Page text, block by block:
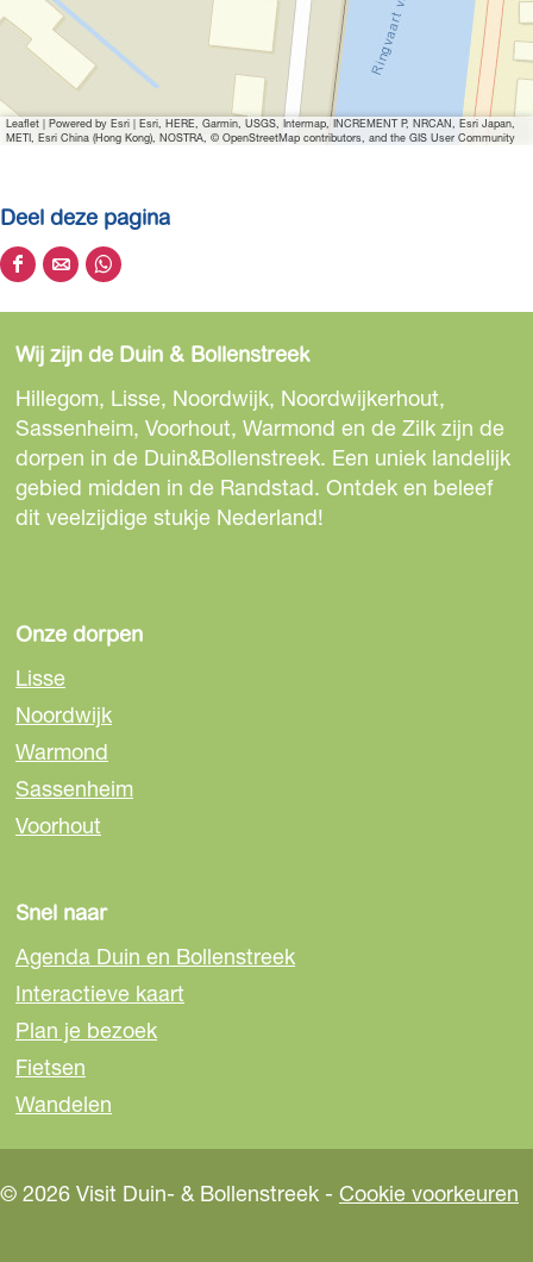
Leaflet | Powered by Esri | Esri, HERE, Garmin, USGS, Intermap, INCREMENT P, NRCAN, Esri Japan,
METI, Esri China (Hong Kong), NOSTRA, © OpenStreetMap contributors, and the GIS User Community
Deel deze pagina
D
e
l
d
e
z
e
p
n
a
o
p
F
a
c
e
o
k
D
e
l
d
e
z
e
p
n
o
p
e
-
m
a
D
e
l
d
e
z
e
p
n
p
W
h
A
p
Wij zijn de Duin & Bollenstreek
Hillegom, Lisse, Noordwijk, Noordwijkerhout,
Sassenheim, Voorhout, Warmond en de Zilk zijn de
dorpen in de Duin&Bollenstreek. Een uniek landelijk
gebied midden in de Randstad. Ontdek en beleef
dit veelzijdige stukje Nederland!
Onze dorpen
Lisse
Noordwijk
Warmond
Sassenheim
Voorhout
Snel naar
Agenda Duin en Bollenstreek
Interactieve kaart
Plan je bezoek
Fietsen
Wandelen
© 2026 Visit Duin- & Bollenstreek - Cookie voorkeuren